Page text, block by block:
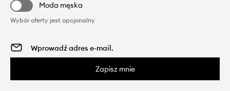
Moda męska
Wybór oferty jest opcjonalny
Zapisz mnie